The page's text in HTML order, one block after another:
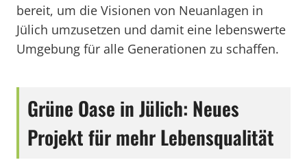
bereit, um die Visionen von Neuanlagen in
Jülich umzusetzen und damit eine lebenswerte
Umgebung für alle Generationen zu schaffen.
Grüne Oase in Jülich: Neues
Projekt für mehr Lebensqualität